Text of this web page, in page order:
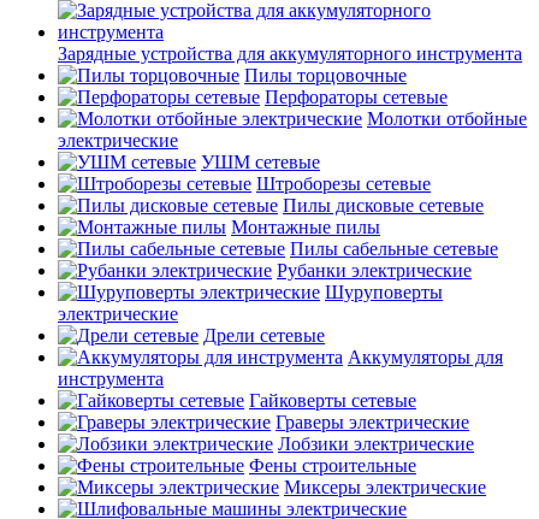
Зарядные устройства для аккумуляторного инструмента
Пилы торцовочные
Перфораторы сетевые
Молотки отбойные
электрические
УШМ сетевые
Штроборезы сетевые
Пилы дисковые сетевые
Монтажные пилы
Пилы сабельные сетевые
Рубанки электрические
Шуруповерты
электрические
Дрели сетевые
Аккумуляторы для
инструмента
Гайковерты сетевые
Граверы электрические
Лобзики электрические
Фены строительные
Миксеры электрические